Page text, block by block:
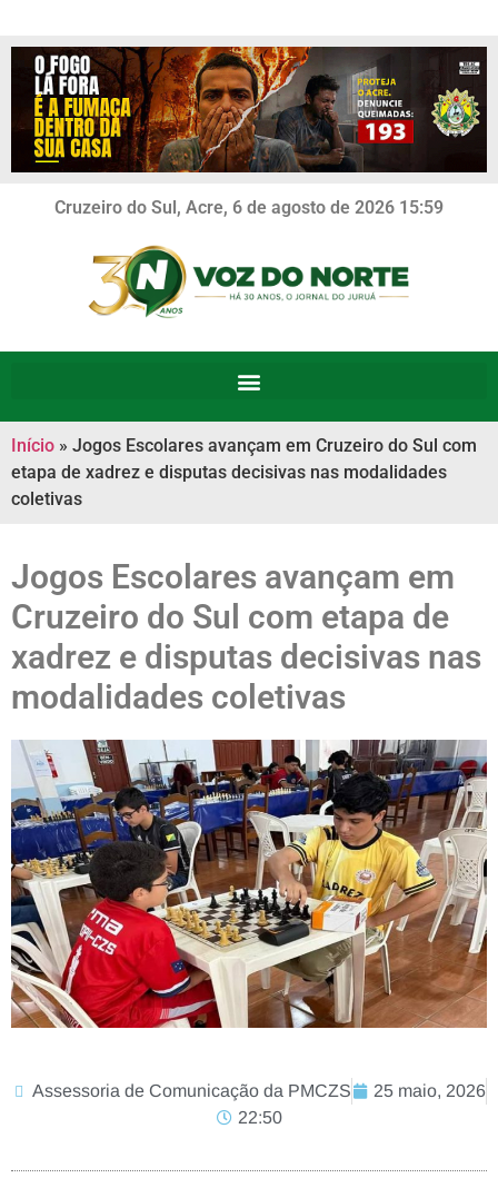
Cruzeiro do Sul, Acre, 6 de agosto de 2026 15:59
Início » Jogos Escolares avançam em Cruzeiro do Sul com
etapa de xadrez e disputas decisivas nas modalidades
coletivas
Jogos Escolares avançam em
Cruzeiro do Sul com etapa de
xadrez e disputas decisivas nas
modalidades coletivas
Assessoria de Comunicação da PMCZS
25 maio, 2026
22:50